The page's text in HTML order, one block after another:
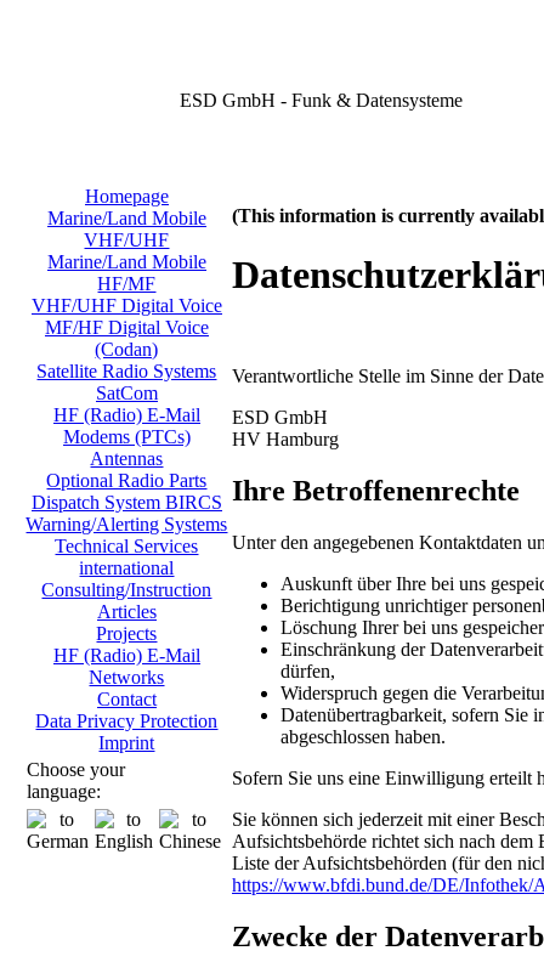
ESD GmbH - Funk & Datensysteme
Homepage
Marine/Land Mobile
VHF/UHF
Marine/Land Mobile
HF/MF
VHF/UHF Digital Voice
MF/HF Digital Voice
(Codan)
Satellite Radio Systems
SatCom
HF (Radio) E-Mail
Modems (PTCs)
Antennas
Optional Radio Parts
Dispatch System BIRCS
Warning/Alerting Systems
Technical Services
international
Consulting/Instruction
Articles
Projects
HF (Radio) E-Mail
Networks
Contact
Data Privacy Protection
Imprint
Choose your
language:
(This information is currently
Verantwortliche Stelle im Sinne der
ESD GmbH
HV Hamburg
Ihre Betroffenenrechte
Unter den angegebenen Kontaktdaten
Auskunft über Ihre bei uns
Berichtigung unrichtiger
Löschung Ihrer bei uns
Einschränkung der
dürfen,
Widerspruch gegen die
Datenübertragbarkeit, sofern Sie
abgeschlossen haben.
Sofern Sie uns eine Einwilligung erteilt
Sie können sich jederzeit mit einer
Aufsichtsbehörde richtet sich nach
Liste der Aufsichtsbehörden (für den
https://www.bfdi.bund.de/DE/Infothek/
Zwecke der